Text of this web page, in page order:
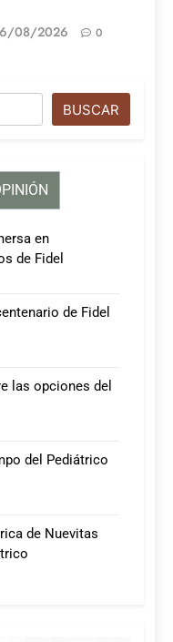
08/2026 0
BUSCAR
en
de Fidel
de Fidel
las opciones del
del Pediátrico
de Nuevitas